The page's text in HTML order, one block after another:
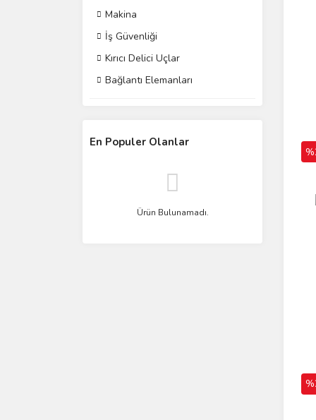
Makina
İş Güvenliği
Kırıcı Delici Uçlar
Bağlantı Elemanları
En Populer Olanlar
Ürün Bulunamadı.